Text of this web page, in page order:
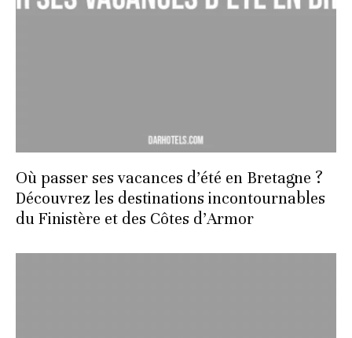
Où passer ses vacances d’été en Bretagne ?
Découvrez les destinations incontournables
du Finistère et des Côtes d’Armor